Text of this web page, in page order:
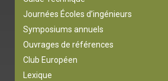
Journées Écoles d’ingénieurs
Symposiums annuels
Ouvrages de références
Club Européen
Lexique